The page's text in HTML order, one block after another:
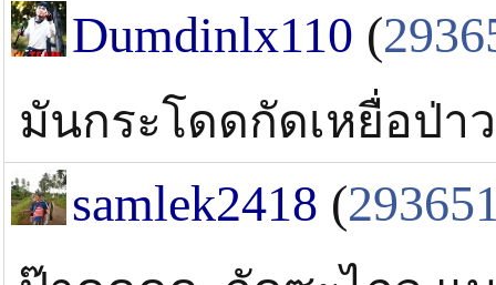
Dumdinlx110 (
มันกระโดดกัดเหยื่อป่า
samlek2418 (